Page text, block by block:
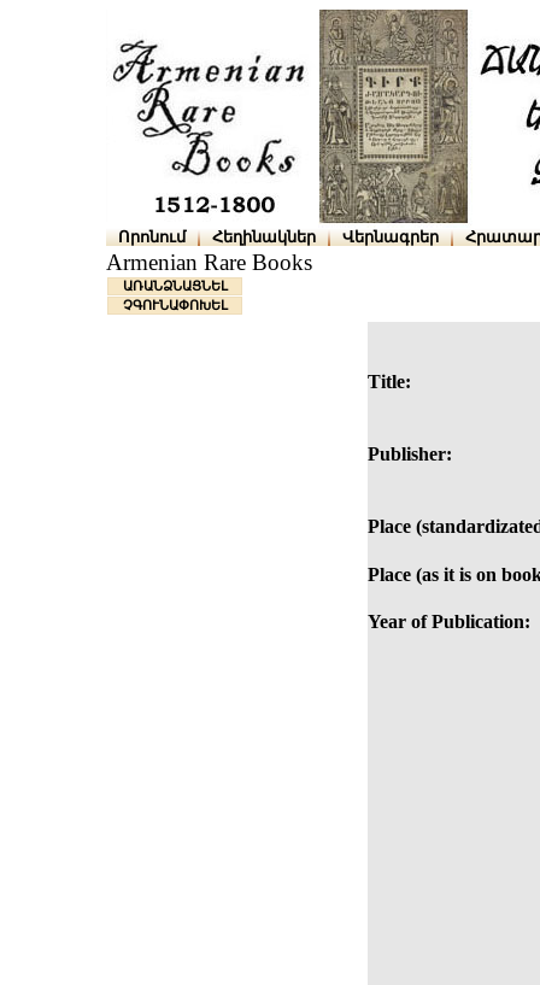
Որոնում Հեղինակներ Վերնագրեր
Armenian Rare Books
ԱՌԱՆՁՆԱՑՆԵԼ
ՉԳՈՒՆԱՓՈԽԵԼ
Title:
Publisher:
Place
Place (as it is on
Year of Publication: